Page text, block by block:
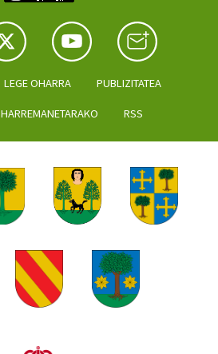
LEGE OHARRA PUBLIZITATEA
HARREMANETARAKO RSS